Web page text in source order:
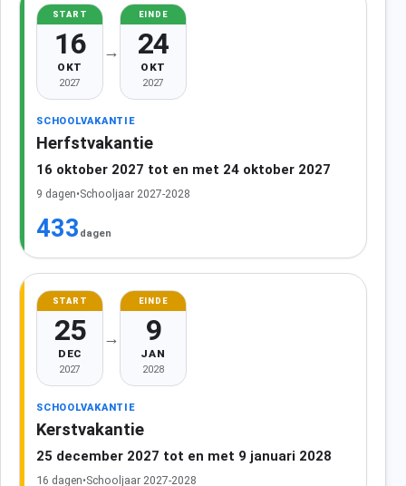
START
16
OKT
2027
→
EINDE
24
OKT
2027
SCHOOLVAKANTIE
Herfstvakantie
16 oktober 2027 tot en met 24 oktober 2027
9 dagen•Schooljaar 2027-2028
433 dagen
START
25
DEC
2027
→
EINDE
9
JAN
2028
SCHOOLVAKANTIE
Kerstvakantie
25 december 2027 tot en met 9 januari 2028
16 dagen•Schooljaar 2027-2028